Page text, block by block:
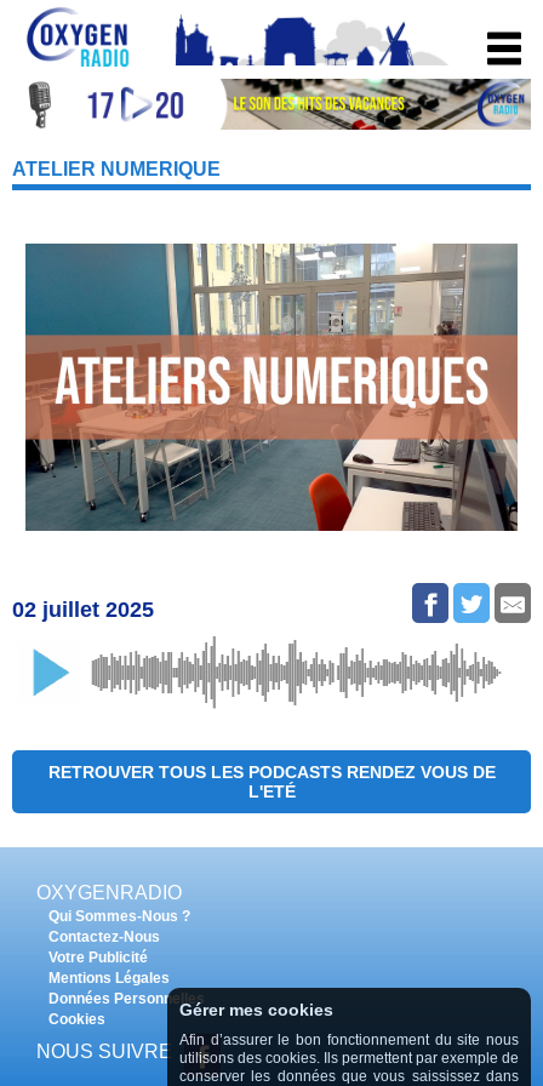
ATELIER NUMERIQUE
02 juillet 2025
RETROUVER TOUS LES PODCASTS RENDEZ VOUS DE
L'ETÉ
OXYGENRADIO
Qui Sommes-Nous ?
Contactez-Nous
Votre Publicité
Mentions Légales
Données Personnelles
Cookies
NOUS SUIVRE
Gérer mes cookies
Afin d’assurer le bon fonctionnement du site nous
utilisons des cookies. Ils permettent par exemple de
conserver les données que vous saississez dans